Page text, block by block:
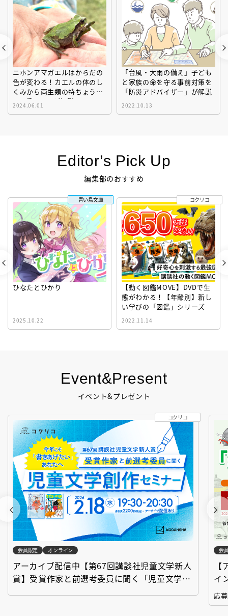
Event&Present
イベント&プレゼント
コクリコ
会員限定 オンライン
アーカイブ配信中【第67回講談社児童文学新人
賞】受賞作家と前選考委員に聞く「児童文学創
会
イ
「
応
ニホンアマガエルはからだの
色が変わる！カエルの体のし
くみから両生類の特ちょうま
で図鑑MOVEが解説！
2024.06.01
「台風・大雨の備え」子ども
と家族の命を守る事前対策を
「防災アドバイザー」が解説
2022.10.13
Editor’s Pick Up
編集部のおすすめ
ひなたとひかり
2025.10.22
青い鳥文庫
【動く図鑑MOVE】DVDで生
態がわかる！【年齢別】新し
い学びの「図鑑」シリーズ
2022.11.14
コクリコ